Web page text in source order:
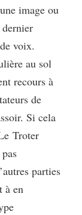
image ou
voix.
au sol
recours à
de
Si cela
Troter
parties
à en